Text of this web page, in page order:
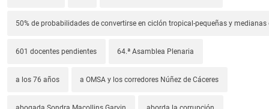
50% de probabilidades de convertirse en ciclón tropical-pequeñas y
601 docentes pendientes 64.ª Asamblea Plenaria
a los 76 años a OMSA y los corredores Núñez de Cáceres